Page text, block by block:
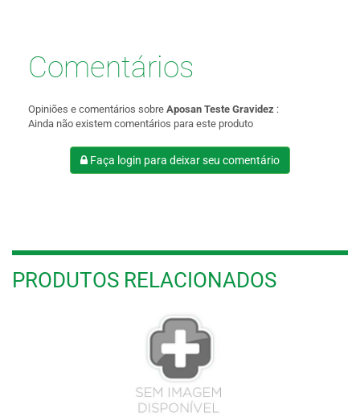
Comentários
Opiniões e comentários sobre Aposan Teste Gravidez :
Ainda não existem comentários para este produto
Faça login para deixar seu comentário
PRODUTOS RELACIONADOS